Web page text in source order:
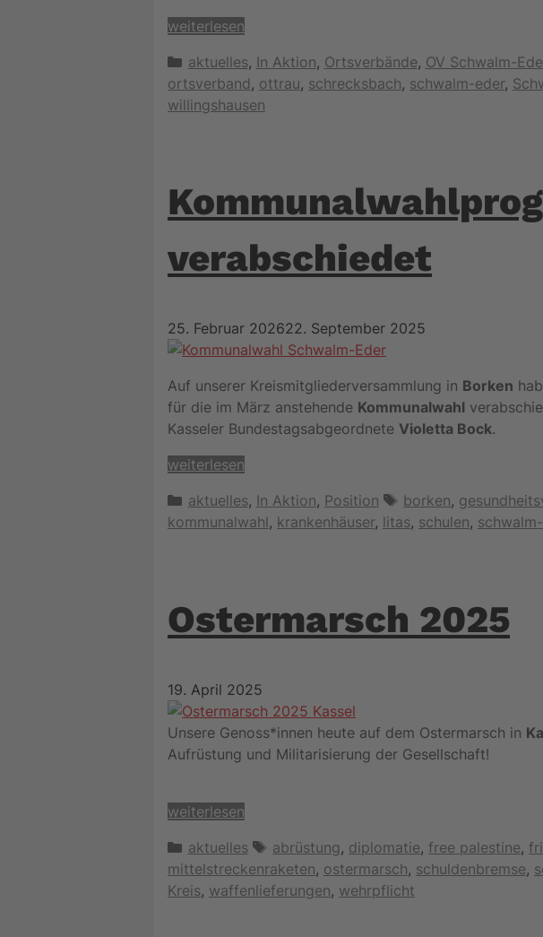
weiterlesen
Kategorien
aktuelles, In Aktion, Ortsverbände, OV Schwalm-
ortsverband, ottrau, schrecksbach, schwalm-eder,
willingshausen
verabschiedet
25. Februar 202622. September 2025
Auf unserer Kreismitgliederversammlung in Borken
für die im März anstehende Kommunalwahl
Kasseler Bundestagsabgeordnete Violetta Bock.
weiterlesen
Kategorien
aktuelles, In Aktion, Position Schlagwörter
borken,
kommunalwahl, krankenhäuser, litas, schulen,
Ostermarsch 2025
19. April 2025
Unsere Genoss*innen heute auf dem Ostermarsch in
Aufrüstung und Militarisierung der Gesell­schaft!
weiterlesen
Kategorien
aktuelles Schlagwörter
abrüstung, diplomatie, free palestine,
mittelstreckenraketen, ostermarsch, schuldenbremse,
Kreis, waffenlieferungen, wehrpflicht